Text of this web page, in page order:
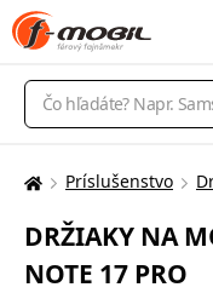
Vyhľadávanie
Tu
nachádzate:
Príslušenstvo
DRŽIAKY NA
NOTE 17 PRO